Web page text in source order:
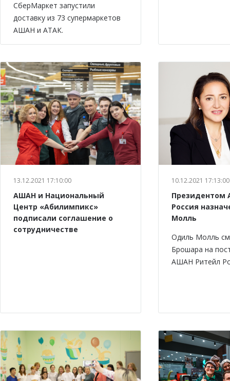
СберМаркет запустили
доставку из 73 супермаркетов
АШАН и АТАК.
13.12.2021 17:10:00
АШАН и Национальный
Центр «Абилимпикс»
подписали соглашение о
сотрудничестве
10.12.2021 17:13:00
Президентом
Россия
Молль
Одиль Молль
Брошара на
АШАН Ритейл